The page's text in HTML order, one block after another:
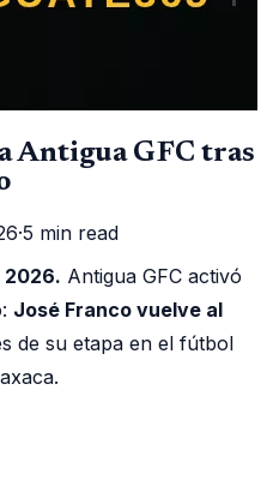
Antigua GFC tras
·5 min read
2026. Antigua GFC activó
José Franco vuelve al
de su etapa en el fútbol